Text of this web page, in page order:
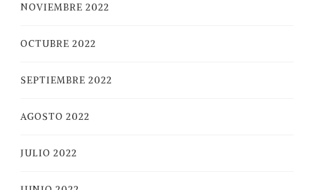
NOVIEMBRE 2022
OCTUBRE 2022
SEPTIEMBRE 2022
AGOSTO 2022
JULIO 2022